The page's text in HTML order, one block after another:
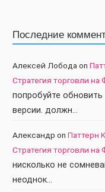
Последние
Алексей Лобода on
Стратегия торговли
попробуйте
версии. должн…
Александр on Паттерн
Стратегия торговли
нисколько не
неоднок…